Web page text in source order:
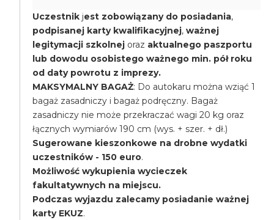
Uczestnik jest zobowiązany do posiadania,
podpisanej karty kwalifikacyjnej,ważnej
legitymacji szkolnej oraz aktualnego paszportu
lub dowodu osobistego ważnego min. pół roku
od daty powrotu z imprezy.
MAKSYMALNY BAGAŻ: Do autokaru można wziąć 1
bagaż zasadniczy i bagaż podręczny. Bagaż
zasadniczy nie może przekraczać wagi 20 kg oraz
łącznych wymiarów 190 cm (wys. + szer. + dł.)
Sugerowane kieszonkowe na drobne wydatki
uczestników - 150 euro.
Możliwość wykupienia wycieczek
fakultatywnych na miejscu.
Podczas wyjazdu zalecamy posiadanie ważnej
karty EKUZ.